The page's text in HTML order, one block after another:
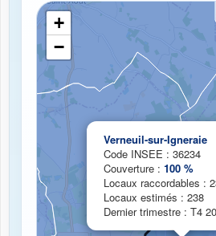
Chargement de la carte de
Verneuil-sur-Igneraie
Code INSEE : 36234
Couverture : 100 %
Locaux raccordables :
Locaux estimés : 238
Dernier trimestre : T4
+
−